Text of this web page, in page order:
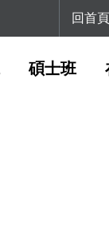
回首頁
碩士班